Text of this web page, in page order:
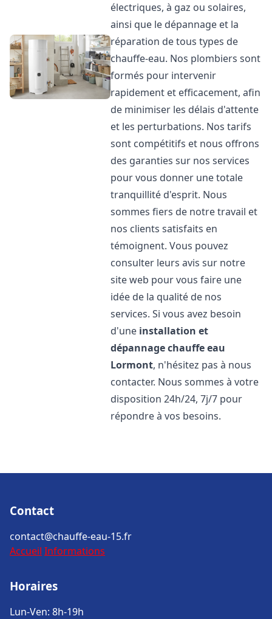
électriques, à gaz ou solaires,
ainsi que le dépannage et la
réparation de tous types de
chauffe-eau. Nos plombiers sont
formés pour intervenir
rapidement et efficacement, afin
de minimiser les délais d'attente
et les perturbations. Nos tarifs
sont compétitifs et nous offrons
des garanties sur nos services
pour vous donner une totale
tranquillité d'esprit. Nous
sommes fiers de notre travail et
nos clients satisfaits en
témoignent. Vous pouvez
consulter leurs avis sur notre
site web pour vous faire une
idée de la qualité de nos
services. Si vous avez besoin
d'une installation et
dépannage chauffe eau
Lormont, n'hésitez pas à nous
contacter. Nous sommes à votre
disposition 24h/24, 7j/7 pour
répondre à vos besoins.
Contact
contact@chauffe-eau-15.fr
Accueil Informations
Horaires
Lun-Ven: 8h-19h